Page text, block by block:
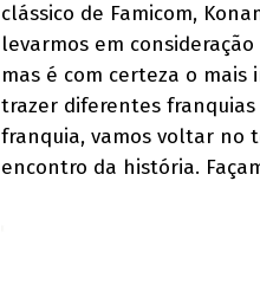
clássico de Famicom,
levarmos em
mas é com certeza o
trazer diferentes franquias
franquia, vamos voltar no
encontro da história.